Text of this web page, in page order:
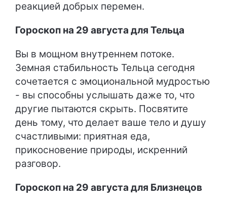
реакцией добрых перемен.
Гороскоп на 29 августа для Тельца
Вы в мощном внутреннем потоке.
Земная стабильность Тельца сегодня
сочетается с эмоциональной мудростью
- вы способны услышать даже то, что
другие пытаются скрыть. Посвятите
день тому, что делает ваше тело и душу
счастливыми: приятная еда,
прикосновение природы, искренний
разговор.
Гороскоп на 29 августа для Близнецов